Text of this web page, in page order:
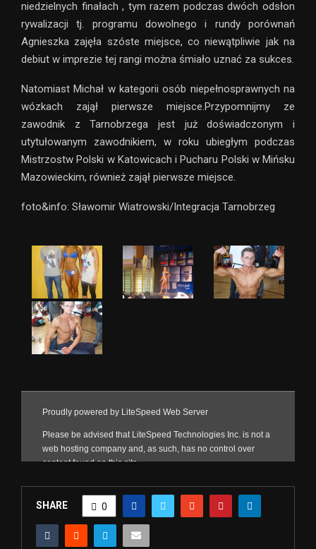
niedzielnych finałach , tym razem podczas dwóch odsłon
rywalizacji tj. programu dowolnego i rundy porównań
Agnieszka zajęła szóste miejsce, co niewątpliwie jak na
debiut w imprezie tej rangi można śmiało uznać za sukces.
Natomiast Michał w kategorii osób niepełnosprawnych na
wózkach zajął pierwsze miejsce.Przypomnijmy ze
zawodnik z Tarnobrzega jest już doświadczonym i
utytułowanym zawodnikiem, w roku ubiegłym podczas
Mistrzostw Polski w Katowicach i Pucharu Polski w Mińsku
Mazowieckim, również zajął pierwsze miejsce.
foto&info: Sławomir Wiatrowski/Integracja Tarnobrzeg
SHARE 0